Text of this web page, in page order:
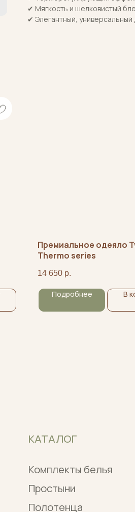
✔ Мягкость и шелковистый
✔ Элегантный, универсальный
Премиальное одеяло
Thermo series
14 650 р.
Подробнее В